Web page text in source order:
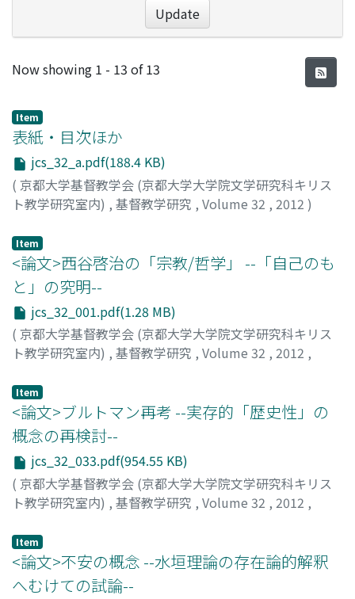
Update
Recent Submissions
Now showing 1 - 13 of 13
Item
表紙・目次ほか
jcs_32_a.pdf(188.4 KB)
( 京都大学基督教学会 (京都大学大学院文学研究科キリス
ト教学研究室内) , 基督教学研究 , Volume 32 , 2012 )
Item
<論文>西谷啓治の「宗教/哲学」 --「自己のも
と」の究明--
jcs_32_001.pdf(1.28 MB)
( 京都大学基督教学会 (京都大学大学院文学研究科キリス
ト教学研究室内) , 基督教学研究 , Volume 32 , 2012 ,
森, 哲郎
Item
<論文>ブルトマン再考 --実存的「歴史性」の
概念の再検討--
jcs_32_033.pdf(954.55 KB)
( 京都大学基督教学会 (京都大学大学院文学研究科キリス
ト教学研究室内) , 基督教学研究 , Volume 32 , 2012 ,
安酸, 敏眞
Item
<論文>不安の概念 --水垣理論の存在論的解釈
へむけての試論--